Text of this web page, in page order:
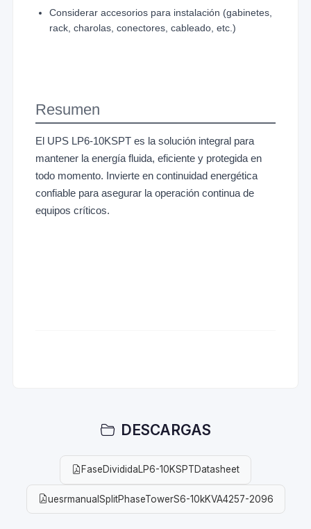
Considerar accesorios para instalación (gabinetes,
rack, charolas, conectores, cableado, etc.)
Resumen
El UPS LP6-10KSPT es la solución integral para
mantener la energía fluida, eficiente y protegida en
todo momento. Invierte en continuidad energética
confiable para asegurar la operación continua de
equipos críticos.
DESCARGAS
FaseDivididaLP6-10KSPTDatasheet
uesrmanualSplitPhaseTowerS6-10kKVA4257-2096